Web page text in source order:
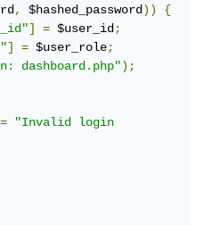
, $hashed_password))
{
] = $user_id;
] = $user_role;
dashboard.php");
=
"Invalid login